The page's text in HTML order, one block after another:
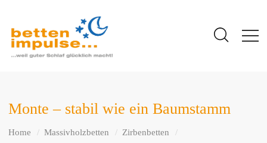
Monte – stabil wie ein Baumstamm
Home Massivholzbetten
Zirbenbetten